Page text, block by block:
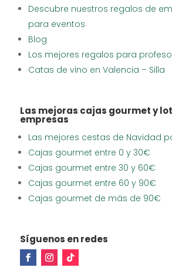
Descubre nuestros regalos de
para eventos
Blog
Los mejores regalos para
Catas de vino en Valencia – Silla
Las mejoras cajas gourmet y
empresas
Las mejores cestas de Navidad
Cajas gourmet entre 0 y 30€
Cajas gourmet entre 30 y 60€
Cajas gourmet entre 60 y 90€
Cajas gourmet de más de 90€
Síguenos en redes